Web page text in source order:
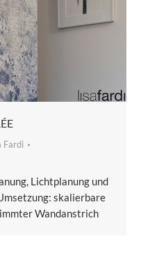
Fardi
Lichtplanung und
skalierbare
Wandanstrich